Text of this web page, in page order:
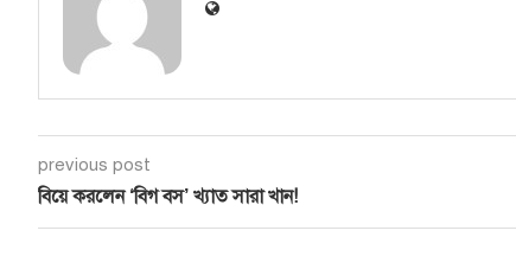
previous post
বিয়ে করলেন ‘বিগ বস’ খ্যাত সারা খান!